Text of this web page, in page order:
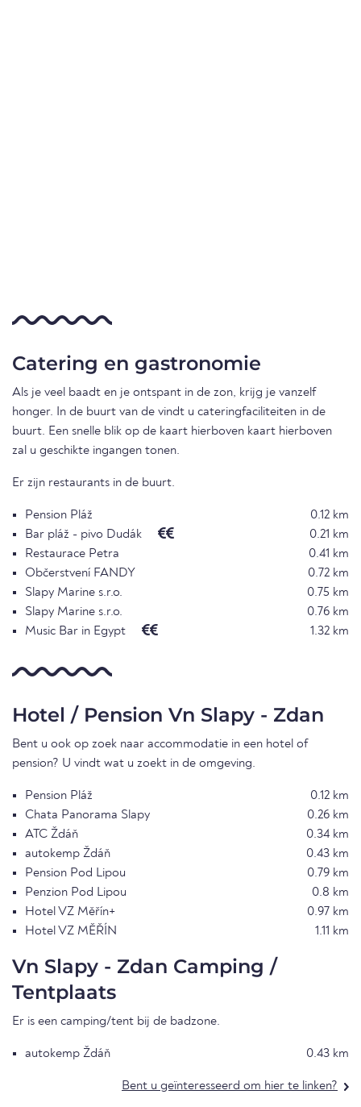
Catering en gastronomie
Als je veel baadt en je ontspant in de zon, krijg je vanzelf
honger. In de buurt van de vindt u cateringfaciliteiten in de
buurt. Een snelle blik op de kaart hierboven kaart hierboven
zal u geschikte ingangen tonen.
Er zijn restaurants in de buurt.
Pension Pláž
0.12 km
Bar pláž - pivo Dudák
0.21 km
Restaurace Petra
0.41 km
Občerstvení FANDY
0.72 km
Slapy Marine s.r.o.
0.75 km
Slapy Marine s.r.o.
0.76 km
Music Bar in Egypt
1.32 km
Hotel / Pension Vn Slapy - Zdan
Bent u ook op zoek naar accommodatie in een hotel of
pension? U vindt wat u zoekt in de omgeving.
Pension Pláž
0.12 km
Chata Panorama Slapy
0.26 km
ATC Ždáň
0.34 km
autokemp Ždáň
0.43 km
Pension Pod Lipou
0.79 km
Penzion Pod Lipou
0.8 km
Hotel VZ Měřín+
0.97 km
Hotel VZ MĚŘÍN
1.11 km
Vn Slapy - Zdan Camping /
Tentplaats
Er is een camping/tent bij de badzone.
autokemp Ždáň 0.43 km
Bent u geïnteresseerd om hier te linken?